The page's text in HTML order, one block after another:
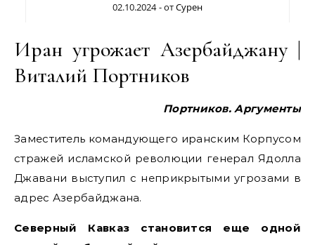
02.10.2024 - отСурен
Иран угрожает Азербайджану |
Виталий Портников
Портников. Аргументы
Заместитель командующего иранским Корпусом
стражей исламской революции генерал Ядолла
Джавани выступил с неприкрытыми угрозами в
адрес Азербайджана.
Северный Кавказ становится еще одной